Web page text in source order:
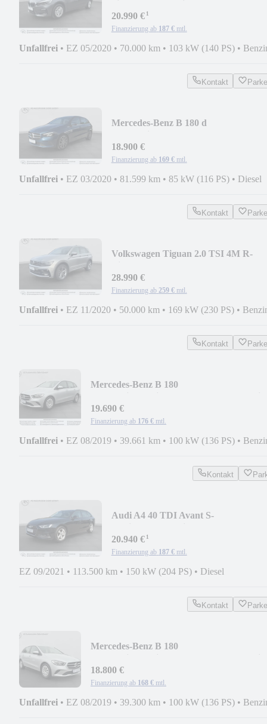
20.990 €¹
Finanzierung ab 187 € mtl.
Unfallfrei • EZ 05/2020 • 70.000 km • 103 kW (140 PS) •
Kontakt
Mercedes-Benz B 180 d
+Distronic+AHK
18.900 €
Finanzierung ab 169 € mtl.
Unfallfrei • EZ 03/2020 • 81.599 km • 85 kW (116 PS) • Diesel
Kontakt
Volkswagen Tiguan 2.0 TSI 4M R-
28.990 €
Finanzierung ab 259 € mtl.
Unfallfrei • EZ 11/2020 • 50.000 km • 169 kW (230 PS) •
Kontakt
Mercedes-Benz B 180
19.690 €
Finanzierung ab 176 € mtl.
Unfallfrei • EZ 08/2019 • 39.661 km • 100 kW (136 PS) •
Kontakt
Audi A4 40 TDI Avant S-
20.940 €¹
Finanzierung ab 187 € mtl.
EZ 09/2021 • 113.500 km • 150 kW (204 PS) • Diesel
Kontakt
Mercedes-Benz B 180
18.800 €
Finanzierung ab 168 € mtl.
Unfallfrei • EZ 08/2019 • 39.300 km • 100 kW (136 PS) •